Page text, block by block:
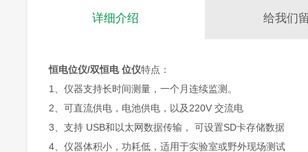
详细介绍 给我们
恒电位仪/双恒电 位仪特点：
1、 仪器支持长时间测量，一个月连续监测。
2、 可直流供电，电池供电，以及220V 交流电
3、 支持 USB和以太网数据传输， 可设置SD卡存储数据
4、 仪器体积小，功耗低，适用于实验室或野外现场测试